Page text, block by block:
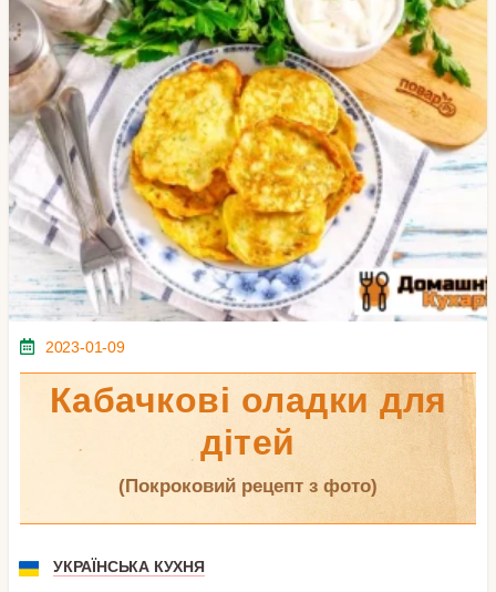
2023-01-09
Кабачкові оладки для
дітей
(покроковий рецепт з фото)
УКРАЇНСЬКА КУХНЯ